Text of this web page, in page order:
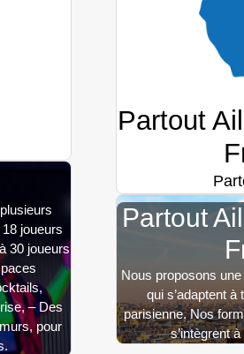
joueurs
30 joueurs
– Des
pour
Partout
Partout
Nous proposons
qui s’adaptent
parisienne. Nos
s’intègrent